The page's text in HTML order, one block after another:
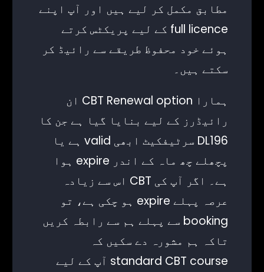
مطابق مکمل کر لیے ہیں اور آپ اپنے
full licence کے لیے پریکٹس کرتے
ہوئے خود محفوظ طریقے سے رائیڈ کر
سکتے ہیں۔
ہمارا CBT Renewal option ان
رائیڈرز کے لیے بنایا گیا ہے جن کا
DL196 سرٹیفکیٹ ابھی valid ہے یا
پچھلے چھ ماہ کے اندر expire ہوا
ہے۔ اگر آپ کی CBT اس سے زیادہ
عرصہ پہلے expire ہو چکی ہے، تو
booking سے پہلے ہم سے رابطہ کریں
تاکہ ہم مشورہ دے سکیں کہ
standard CBT course آپ کے لیے